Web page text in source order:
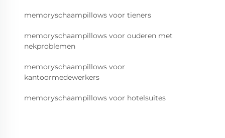
memoryschaampillows voor tieners
memoryschaampillows voor ouderen met
nekproblemen
memoryschaampillows voor
kantoormedewerkers
memoryschaampillows voor hotelsuites